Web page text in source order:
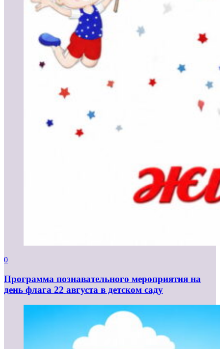
0
Программа познавательного мероприятия на
день флага 22 августа в детском саду